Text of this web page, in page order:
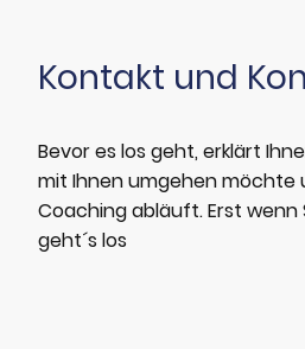
Kontakt und
Bevor es los geht, erklärt
mit Ihnen umgehen möchte
Coaching abläuft. Erst wenn
geht´s los